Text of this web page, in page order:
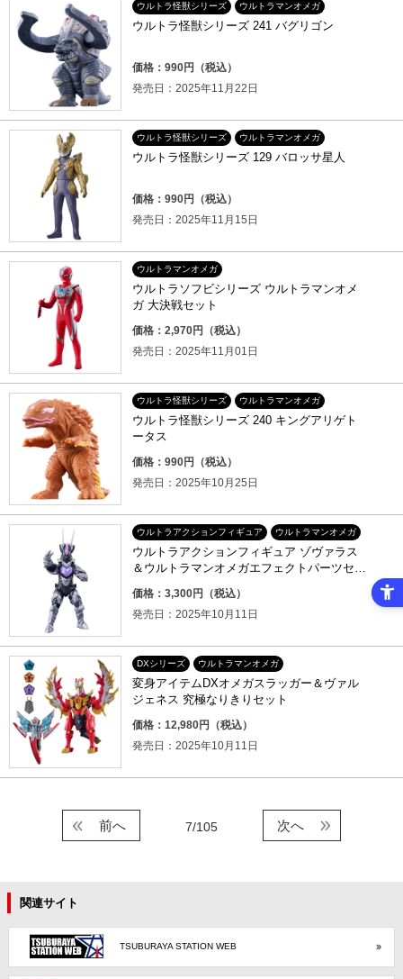
ウルトラ怪獣シリーズ ウルトラマンオメガ
ウルトラ怪獣シリーズ 241 バグリゴン
価格：990円（税込）
発売日：2025年11月22日
ウルトラ怪獣シリーズ ウルトラマンオメガ
ウルトラ怪獣シリーズ 129 バロッサ星人
価格：990円（税込）
発売日：2025年11月15日
ウルトラマンオメガ
ウルトラソフビシリーズ ウルトラマンオメ
ガ 大決戦セット
価格：2,970円（税込）
発売日：2025年11月01日
ウルトラ怪獣シリーズ ウルトラマンオメガ
ウルトラ怪獣シリーズ 240 キングアリゲト
ータス
価格：990円（税込）
発売日：2025年10月25日
ウルトラアクションフィギュア ウルトラマンオメガ
ウルトラアクションフィギュア ゾヴァラス
＆ウルトラマンオメガエフェクトパーツセッ
価格：3,300円（税込）
発売日：2025年10月11日
DXシリーズ ウルトラマンオメガ
変身アイテムDXオメガスラッガー＆ヴァル
ジェネス 究極なりきりセット
価格：12,980円（税込）
発売日：2025年10月11日
7/105
前へ 次へ
関連サイト
TSUBURAYA STATION WEB